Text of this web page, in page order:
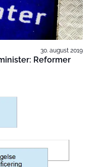
30. august 2019
Reformer